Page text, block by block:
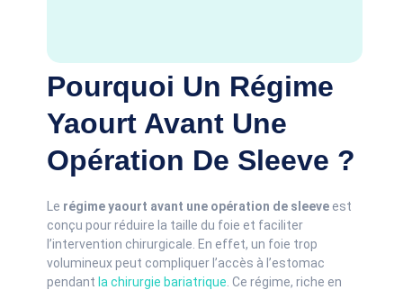
Pourquoi Un Régime
Yaourt Avant Une
Opération De Sleeve ?
Le régime yaourt avant une opération de sleeve est
conçu pour réduire la taille du foie et faciliter
l’intervention chirurgicale. En effet, un foie trop
volumineux peut compliquer l’accès à l’estomac
pendant la chirurgie bariatrique . Ce régime, riche en